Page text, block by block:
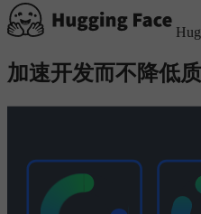
加速开发而不降低